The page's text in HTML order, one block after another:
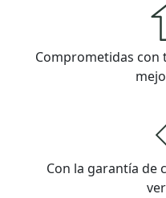
Comprometidas con
Con la garantía de